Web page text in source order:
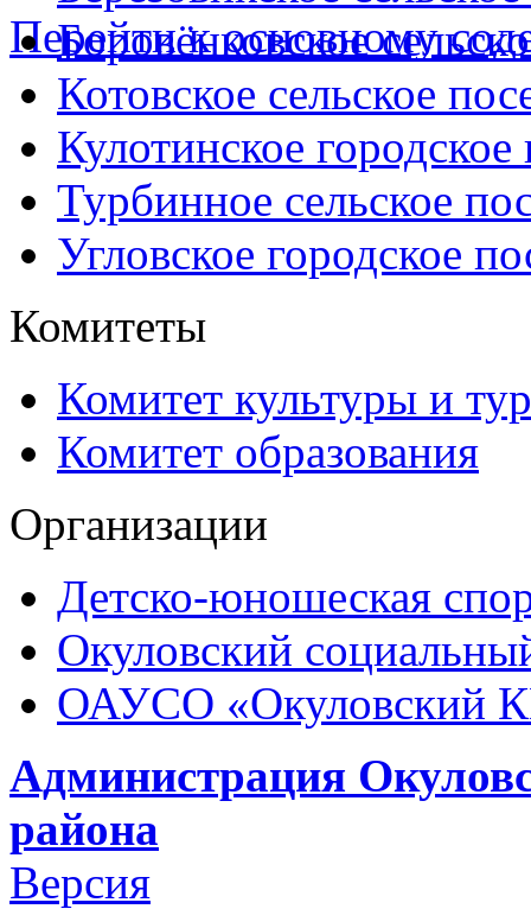
Перейти к основному
Боровёнковское
Котовское сельское
Кулотинское городское
Турбинное сельское
Угловское городское
Комитеты
Комитет культуры и
Комитет образования
Организации
Детско-юношеская
Окуловский
ОАУСО «Окуловский
Администрация
района
Версия